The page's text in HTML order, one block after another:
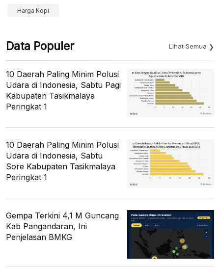
Harga Kopi
Data Populer Lihat Semua
10 Daerah Paling Minim Polusi
Udara di Indonesia, Sabtu Pagi
Kabupaten Tasikmalaya
Peringkat 1
10 Daerah Paling Minim Polusi
Udara di Indonesia, Sabtu
Sore Kabupaten Tasikmalaya
Peringkat 1
Gempa Terkini 4,1 M Guncang
Kab Pangandaran, Ini
Penjelasan BMKG